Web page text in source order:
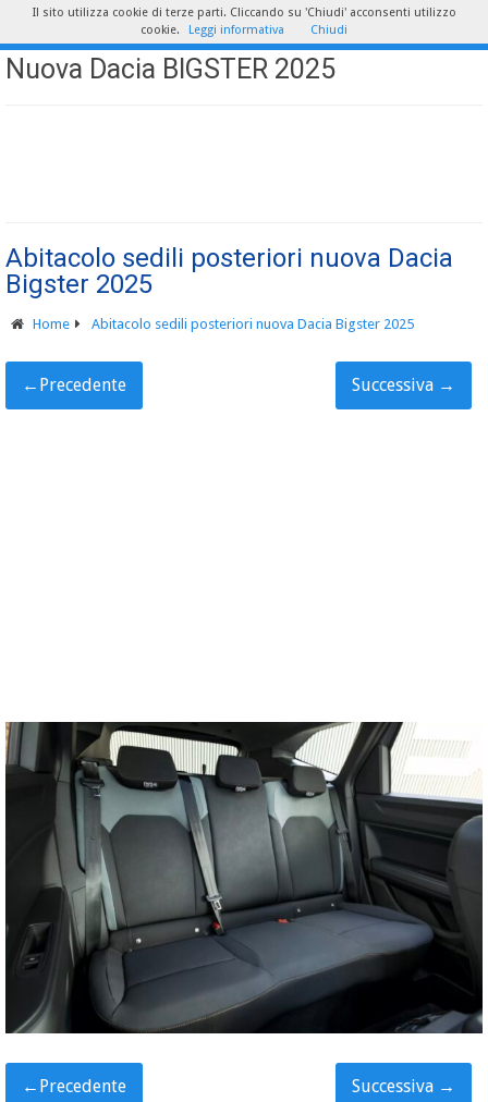
Nuova Dacia BIGSTER 2025
Abitacolo sedili posteriori nuova Dacia
Bigster 2025
Home Abitacolo sedili posteriori nuova Dacia Bigster 2025
← Precedente Successiva →
← Precedente Successiva →
Il sito utilizza cookie di terze parti. Cliccando su 'Chiudi' acconsenti utilizzo
cookie.
Leggi informativa Chiudi